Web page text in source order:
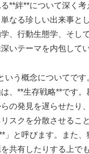
**絆**について深く考
なる珍しい出来事と
、行動生態学、そし
いテーマを内包してい
いう概念についてで
、**生存戦略**です。
の発見を遅らせたり
スクを分散させるこ
」と呼びます。また
共有したりする上で